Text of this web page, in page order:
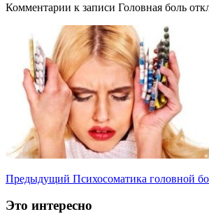
Комментарии к записи Головная боль
Предыдущий Психосоматика головной
Это интересно